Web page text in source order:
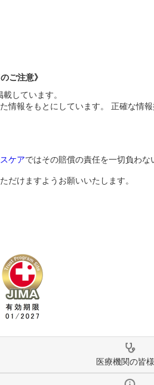
ご注意》
しています。
情報をもとにしています。 正確な情
ケアではその賠償の責任を一切負わな
だけますようお願いいたします。
医療機関の皆